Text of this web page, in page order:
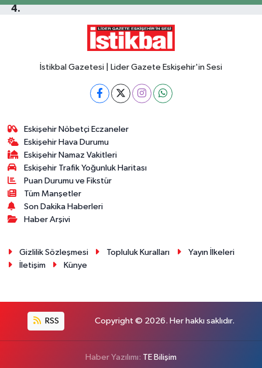
İstikbal Gazetesi | Lider Gazete Eskişehir'in Sesi
Eskişehir Nöbetçi Eczaneler
Eskişehir Hava Durumu
Eskişehir Namaz Vakitleri
Eskişehir Trafik Yoğunluk Haritası
Puan Durumu ve Fikstür
Tüm Manşetler
Son Dakika Haberleri
Haber Arşivi
Gizlilik Sözleşmesi Topluluk Kuralları
Yayın İlkeleri
İletişim
Künye
RSS Copyright © 2026. Her hakkı saklıdır.
Haber Yazılımı: TE Bilişim